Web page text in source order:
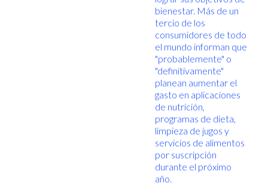
bienestar. Más de un
tercio de los
consumidores de todo
el mundo informan que
"probablemente" o
"definitivamente"
planean aumentar el
gasto en aplicaciones
de nutrición,
programas de dieta,
limpieza de jugos y
servicios de alimentos
por suscripción
durante el próximo
año.